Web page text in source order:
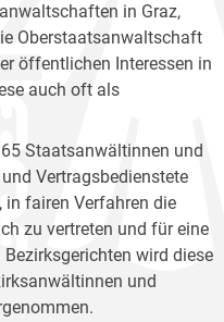
in Graz,
Oberstaatsanwaltschaft
öffentlichen Interessen in
auch oft als
Staatsanwältinnen und
Vertragsbedienstete
in fairen Verfahren die
zu vertreten und für eine
wird diese
und